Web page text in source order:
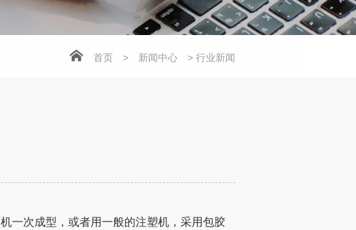
首页 > 新闻中心 > 行业新闻
一次成型，或者用一般的注塑机 ，采用包胶